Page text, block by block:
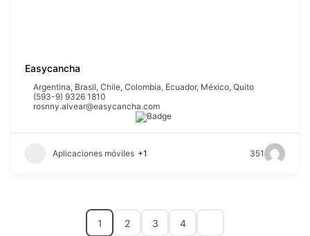
Easycancha
Argentina, Brasil, Chile, Colombia, Ecuador, México, Quito
(593-9) 9326 1810
rosnny.alvear@easycancha.com
Aplicaciones móviles +1 351
1 2 3 4